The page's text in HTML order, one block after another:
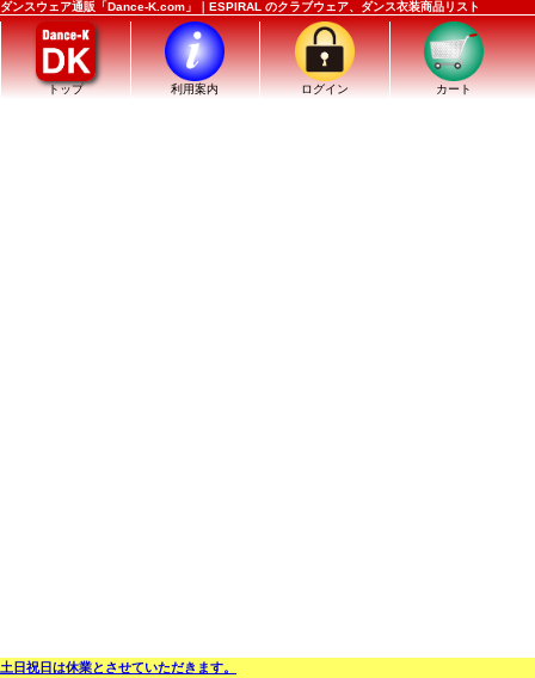
ダンスウェア通販「Dance-K.com」｜ESPIRAL のクラブウェア、ダンス衣装商品リスト
トップ 利用案内 ログイン カート
土日祝日は休業とさせていただきます。